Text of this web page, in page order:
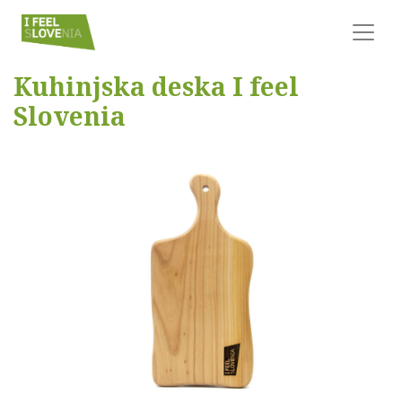
Kuhinjska deska I feel
Slovenia